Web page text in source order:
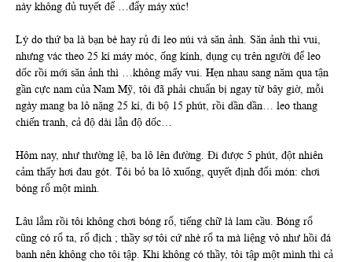
này không đủ tuyết để …đẩy máy xúc!
Lý do thứ ba là bạn bè hay rủ đi leo núi và săn ảnh. Săn ảnh thì vui,
nhưng vác theo 25 kí máy móc, ống kính, dụng cụ trên người để leo
dốc rồi mới săn ảnh thì …không mấy vui. Hẹn nhau sang năm qua tận
gần cực nam của Nam Mỹ, tôi đã phải chuẩn bị ngay từ bây giờ, mỗi
ngày mang ba lô nặng 25 kí, đi bộ 15 phút, rồi dần dần… leo thang
chiến tranh, cả độ dài lẫn độ dốc…
Hôm nay, như thường lệ, ba lô lên đường. Đi được 5 phút, đột nhiên
cảm thấy hơi đau gót. Tôi bỏ ba lô xuống, quyết định đổi món: chơi
bóng rổ một mình.
Lâu lắm rồi tôi không chơi bóng rổ, tiếng chữ là lam cầu. Bóng rổ
cũng có rổ ta, rổ địch ; thầy sợ tôi cứ nhè rổ ta mà liệng vô như hồi đá
banh nên không cho tôi tập. Khi không có thầy, tôi tập một mình thì cả